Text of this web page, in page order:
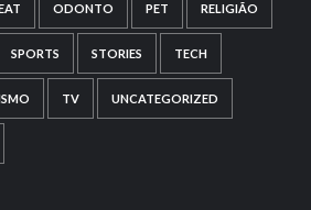
ODONTO PET RELIGIÃO
SPORTS STORIES TECH
TV UNCATEGORIZED